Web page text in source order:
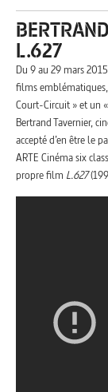
L.627
Du 9 au 29 mars
films
Court-Circuit » et un
Bertrand Tavernier,
accepté d’en être le
ARTE Cinéma six
propre film L.627